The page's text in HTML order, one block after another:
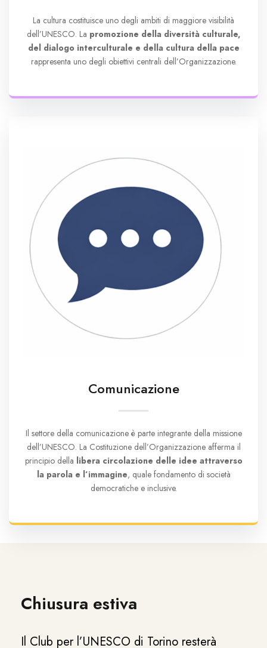
La cultura costituisce uno degli ambiti di maggiore visibilità
dell’UNESCO. La promozione della diversità culturale,
del dialogo interculturale e della cultura della pace
rappresenta uno degli obiettivi centrali dell’Organizzazione.
Comunicazione
Il settore della comunicazione è parte integrante della missione
dell’UNESCO. La Costituzione dell’Organizzazione afferma il
principio della libera circolazione delle idee attraverso
la parola e l’immagine, quale fondamento di società
democratiche e inclusive.
Chiusura estiva
Il Club per l’UNESCO di Torino resterà